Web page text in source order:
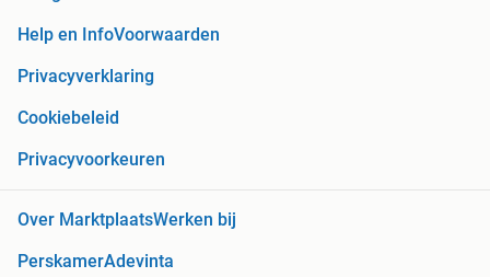
Help en InfoVoorwaarden
Privacyverklaring
Cookiebeleid
Privacyvoorkeuren
Over MarktplaatsWerken bij
PerskamerAdevinta